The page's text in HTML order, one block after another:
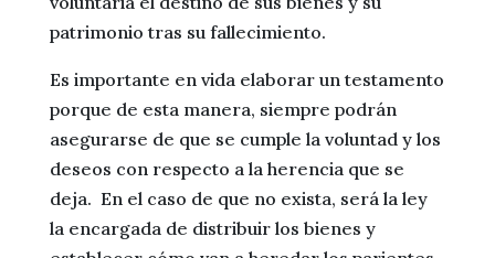
patrimonio tras su fallecimiento.
Es importante en vida elaborar un testamento
porque de esta manera, siempre podrán
asegurarse de que se cumple la voluntad y los
deseos con respecto a la herencia que se
deja. En el caso de que no exista, será la ley
la encargada de distribuir los bienes y